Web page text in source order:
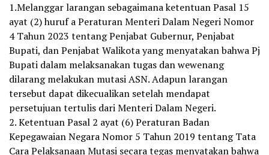
1.Melanggar larangan sebagaimana ketentuan Pasal 15
ayat (2) huruf a Peraturan Menteri Dalam Negeri Nomor
4 Tahun 2023 tentang Penjabat Gubernur, Penjabat
Bupati, dan Penjabat Walikota yang menyatakan bahwa Pj
Bupati dalam melaksanakan tugas dan wewenang
dilarang melakukan mutasi ASN. Adapun larangan
tersebut dapat dikecualikan setelah mendapat
persetujuan tertulis dari Menteri Dalam Negeri.
2. Ketentuan Pasal 2 ayat (6) Peraturan Badan
Kepegawaian Negara Nomor 5 Tahun 2019 tentang Tata
Cara Pelaksanaan Mutasi secara tegas menyatakan bahwa